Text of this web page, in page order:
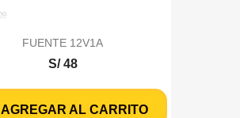
FUENTE 12V1A
S/ 48
AGREGAR AL CARRITO